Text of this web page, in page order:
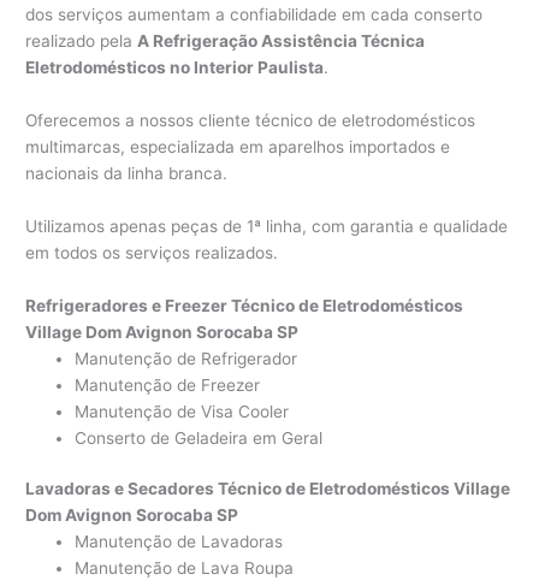
dos serviços aumentam a confiabilidade em cada conserto
realizado pela A Refrigeração Assistência Técnica
Eletrodomésticos no Interior Paulista.
Oferecemos a nossos cliente técnico de eletrodomésticos
multimarcas, especializada em aparelhos importados e
nacionais da linha branca.
Utilizamos apenas peças de 1ª linha, com garantia e qualidade
em todos os serviços realizados.
Refrigeradores e Freezer Técnico de Eletrodomésticos
Village Dom Avignon Sorocaba SP
Manutenção de Refrigerador
Manutenção de Freezer
Manutenção de Visa Cooler
Conserto de Geladeira em Geral
Lavadoras e Secadores Técnico de Eletrodomésticos Village
Dom Avignon Sorocaba SP
Manutenção de Lavadoras
Manutenção de Lava Roupa